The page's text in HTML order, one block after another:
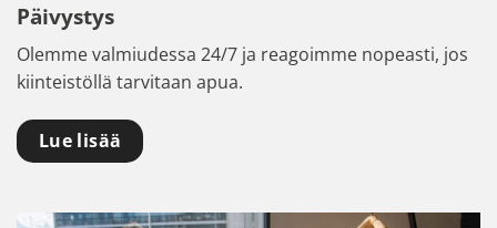
Päivystys
Olemme valmiudessa 24/7 ja reagoimme nopeasti, jos
kiinteistöllä tarvitaan apua.
Lue lisää